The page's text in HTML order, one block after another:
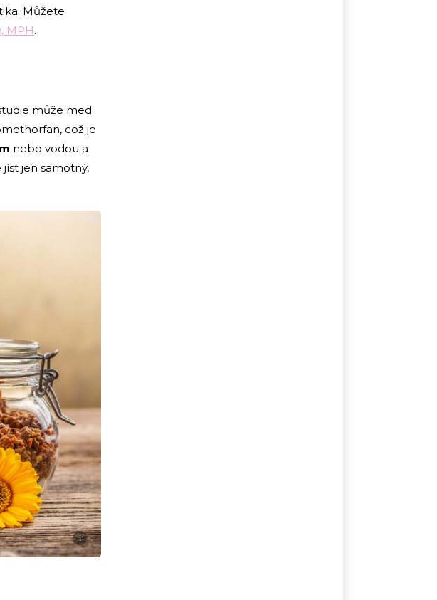
Můžete
MPH.
může med
což je
nebo vodou a
jen samotný,
i